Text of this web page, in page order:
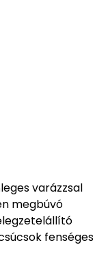
varázzsal
megbúvó
fenséges